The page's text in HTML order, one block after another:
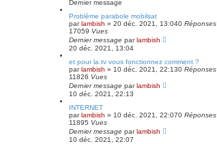
Dernier message
Problème parabole mobilsat
parlambish » 20 déc. 2021, 13:040 Réponses
17059 Vues
Dernier message parlambish
20 déc. 2021, 13:04
et pour la tv vous fonctionnez comment ?
parlambish » 10 déc. 2021, 22:130 Réponses
11826 Vues
Dernier message parlambish
10 déc. 2021, 22:13
INTERNET
parlambish » 10 déc. 2021, 22:070 Réponses
11895 Vues
Dernier message parlambish
10 déc. 2021, 22:07